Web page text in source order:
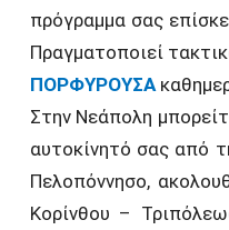
πρόγραμμα σας
Πραγματοποιεί
ΠΟΡΦΥΡΟΥΣΑ
Στην Νεάπολη
αυτοκίνητό σας από
Πελοπόννησο,
Κορίνθου –